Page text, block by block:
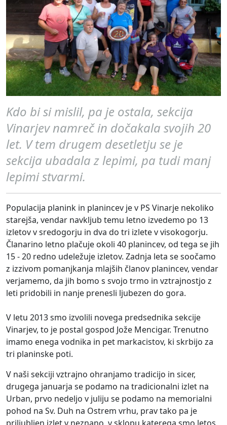
Kdo bi si mislil, pa je ostala, sekcija
Vinarjev namreč in dočakala svojih 20
let. V tem drugem desetletju se je
sekcija ubadala z lepimi, pa tudi manj
lepimi stvarmi.
Populacija planink in planincev je v PS Vinarje nekoliko
starejša, vendar navkljub temu letno izvedemo po 13
izletov v sredogorju in dva do tri izlete v visokogorju.
Članarino letno plačuje okoli 40 planincev, od tega se jih
15 - 20 redno udeležuje izletov. Zadnja leta se soočamo
z izzivom pomanjkanja mlajših članov planincev, vendar
verjamemo, da jih bomo s svojo trmo in vztrajnostjo z
leti pridobili in nanje prenesli ljubezen do gora.
V letu 2013 smo izvolili novega predsednika sekcije
Vinarjev, to je postal gospod Jože Mencigar. Trenutno
imamo enega vodnika in pet markacistov, ki skrbijo za
tri planinske poti.
V naši sekciji vztrajno ohranjamo tradicijo in sicer,
drugega januarja se podamo na tradicionalni izlet na
Urban, prvo nedeljo v juliju se podamo na memorialni
pohod na Sv. Duh na Ostrem vrhu, prav tako pa je